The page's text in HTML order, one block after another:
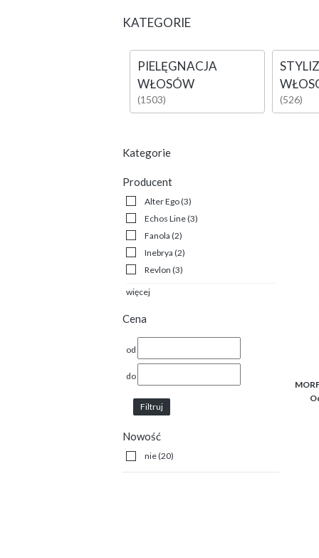
KATEGORIE
PIELĘGNACJA
WŁOSÓW
(1503) (526)
Kategorie
Producent
Alter Ego(3)
Echos Line(3)
Fanola (2)
Inebrya (2)
Revlon (3)
więcej
Cena
od
do
Filtruj
Nowość
nie(20)